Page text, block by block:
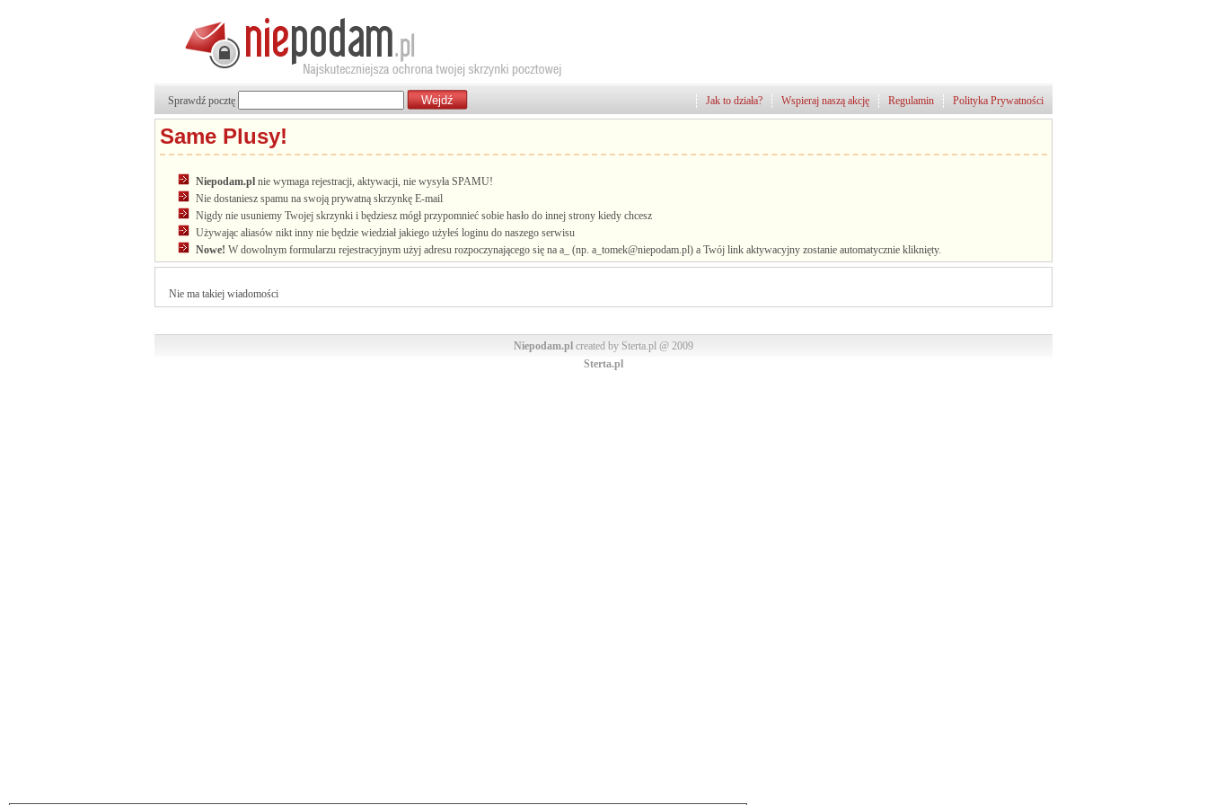
Polityka Prywatności
Regulamin
Wspieraj naszą akcję
Jak to działa?
Sprawdź pocztę
Same Plusy!
Niepodam.pl nie wymaga rejestracji, aktywacji, nie wysyła SPAMU!
Nie dostaniesz spamu na swoją prywatną skrzynkę E-mail
Nigdy nie usuniemy Twojej skrzynki i będziesz mógł przypomnieć sobie hasło do innej strony kiedy chcesz
Używając aliasów nikt inny nie będzie wiedział jakiego użyłeś loginu do naszego serwisu
Nowe! W dowolnym formularzu rejestracyjnym użyj adresu rozpoczynającego się na a_ (np. a_tomek@niepodam.pl) a Twój link aktywacyjny zostanie automatycznie kliknięty.
Nie ma takiej wiadomości
Niepodam.pl created by Sterta.pl @ 2009
Sterta.pl